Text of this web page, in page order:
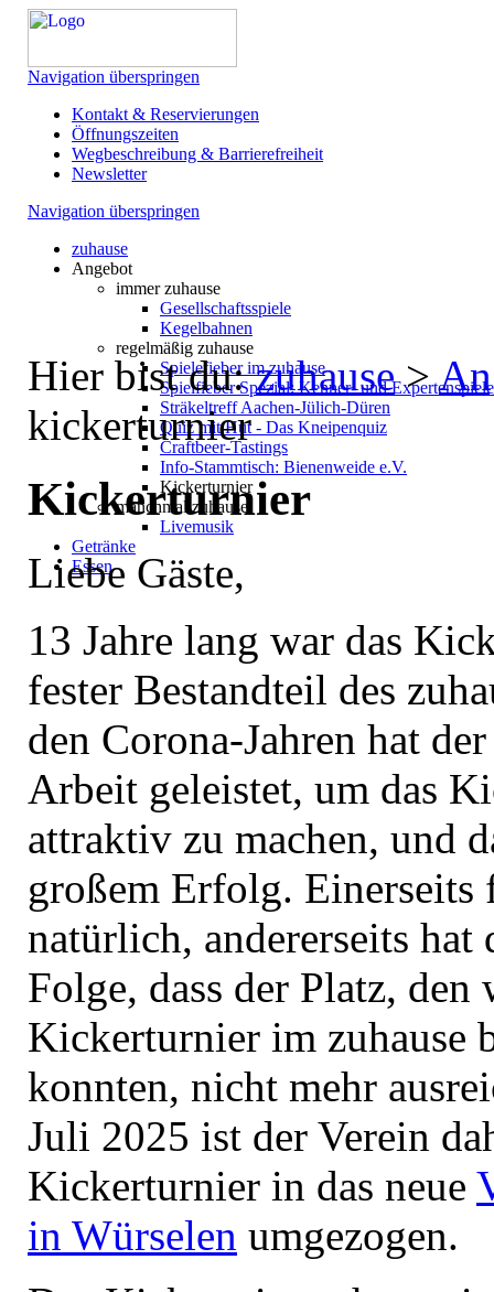
Navigation überspringen
Kontakt & Reservierungen
Öffnungszeiten
Wegbeschreibung & Barrierefreiheit
Newsletter
Navigation überspringen
zuhause
Angebot
immer zuhause
Gesellschaftsspiele
Kegelbahnen
regelmäßig zuhause
Spielefieber im zuhause
Spielfieber Spezial: Kenner- und
Sträkeltreff Aachen-Jülich-Düren
Quiz mit Hut - Das Kneipenquiz
Craftbeer-Tastings
Info-Stammtisch: Bienenweide e.V.
Kickerturnier
manchmal zuhause
Livemusik
Getränke
Essen
Hier bist du:zuhause>
kickerturnier
Kickerturnier
Liebe Gäste,
13 Jahre lang war das
fester Bestandteil des
den Corona-Jahren hat
Arbeit geleistet, um das
attraktiv zu machen, und
großem Erfolg. Einerseits
natürlich, andererseits hat
Folge, dass der Platz, den
Kickerturnier im zuhause
konnten, nicht mehr
Juli 2025 ist der Verein
Kickerturnier in das neue
in Würselen umgezogen.